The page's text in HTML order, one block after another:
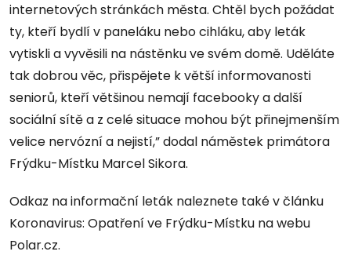
internetových stránkách města. Chtěl bych požádat
ty, kteří bydlí v paneláku nebo cihláku, aby leták
vytiskli a vyvěsili na nástěnku ve svém domě. Uděláte
tak dobrou věc, přispějete k větší informovanosti
seniorů, kteří většinou nemají facebooky a další
sociální sítě a z celé situace mohou být přinejmenším
velice nervózní a nejistí,” dodal náměstek primátora
Frýdku-Místku Marcel Sikora.
Odkaz na informační leták naleznete také v článku
Koronavirus: Opatření ve Frýdku-Místku na webu
Polar.cz.